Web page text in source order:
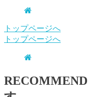
トップページへ
トップページへ
RECOMMEND